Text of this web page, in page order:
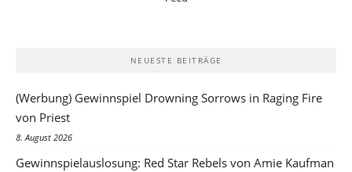
NEUESTE BEITRÄGE
(Werbung) Gewinnspiel Drowning Sorrows in Raging Fire
von Priest
8. August 2026
Gewinnspielauslosung: Red Star Rebels von Amie Kaufman